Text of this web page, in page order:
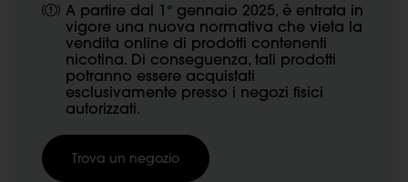
A partire dal 1° gennaio 2025, è entrata in
vigore una nuova normativa che vieta la
vendita online di prodotti contenenti
nicotina. Di conseguenza, tali prodotti
potranno essere acquistati
esclusivamente presso i negozi fisici
autorizzati.
Trova un negozio